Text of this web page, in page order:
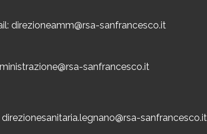
direzioneamm@rsa-sanfrancesco.it
sanfrancesco.it
direzionesanitaria.legnano@rsa-sanfrancesco.it